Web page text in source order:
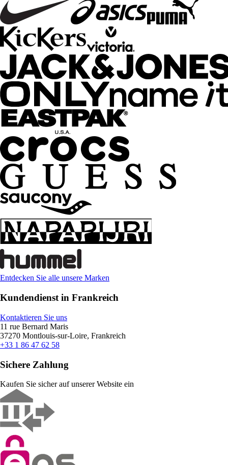
Entdecken Sie alle unsere Marken
Kundendienst in Frankreich
Kontaktieren Sie uns
11 rue Bernard Maris
37270 Montlouis-sur-Loire, Frankreich
+33 1 86 47 62 58
Sichere Zahlung
Kaufen Sie sicher auf unserer Website ein